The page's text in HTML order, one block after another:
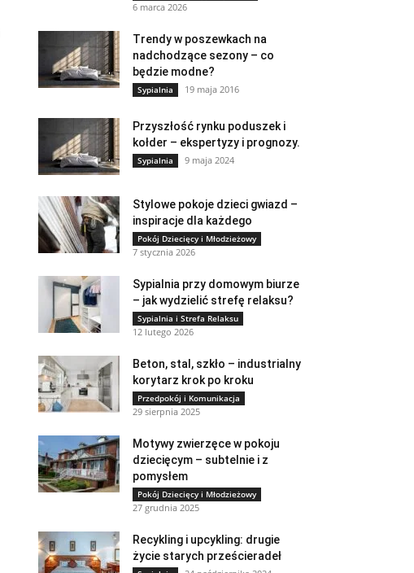
6 marca 2026
Trendy w poszewkach na
nadchodzące sezony – co
będzie modne?
Sypialnia 19 maja 2016
Przyszłość rynku poduszek i
kołder – ekspertyzy i prognozy.
Sypialnia 9 maja 2024
Stylowe pokoje dzieci gwiazd –
inspiracje dla każdego
Pokój Dziecięcy i Młodzieżowy
7 stycznia 2026
Sypialnia przy domowym biurze
– jak wydzielić strefę relaksu?
Sypialnia i Strefa Relaksu
12 lutego 2026
Beton, stal, szkło – industrialny
korytarz krok po kroku
Przedpokój i Komunikacja
29 sierpnia 2025
Motywy zwierzęce w pokoju
dziecięcym – subtelnie i z
pomysłem
Pokój Dziecięcy i Młodzieżowy
27 grudnia 2025
Recykling i upcykling: drugie
życie starych prześcieradeł